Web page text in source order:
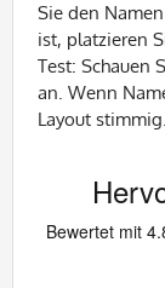
Sie den
ist, platzieren
Test: Schauen
an. Wenn
Layout stimmig.